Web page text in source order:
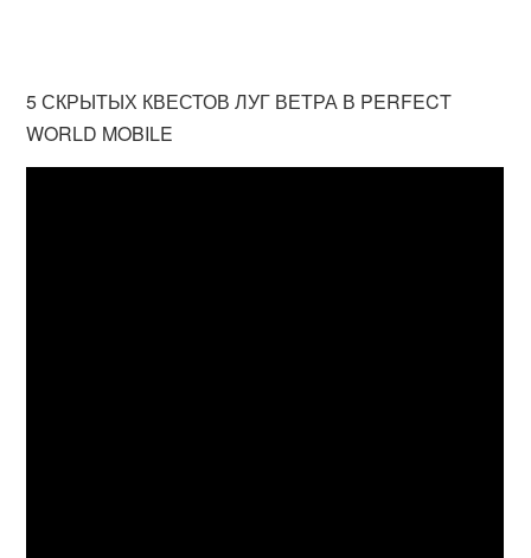
5 СКРЫТЫХ КВЕСТОВ ЛУГ ВЕТРА В PERFECT
WORLD MOBILE